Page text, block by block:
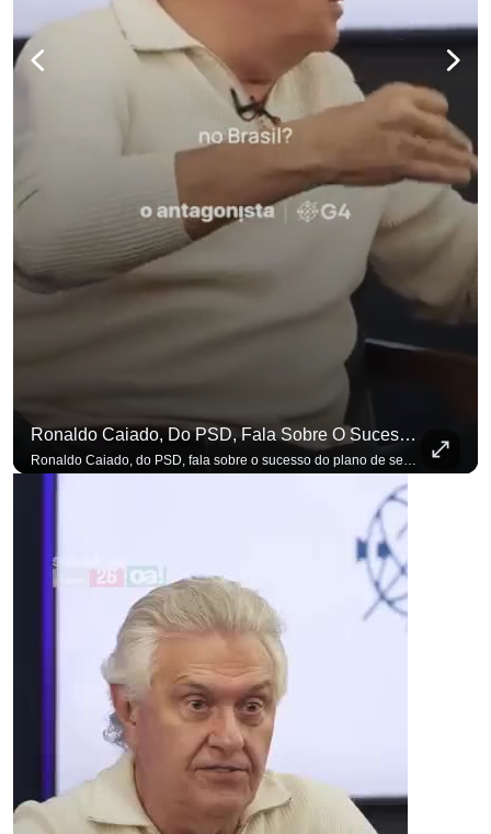
Ronaldo Caiado, Do PSD, Fala Sobre O Sucesso Do Plano De Segurança Pública
Ronaldo Caiado, do PSD, fala sobre o sucesso do plano de segurança pública como governador de Goiás, sendo um incentivo aos empreendedores locais. Se você busca informação com credibilidade, inscreva-se agora e ative o
para não perder nenhuma